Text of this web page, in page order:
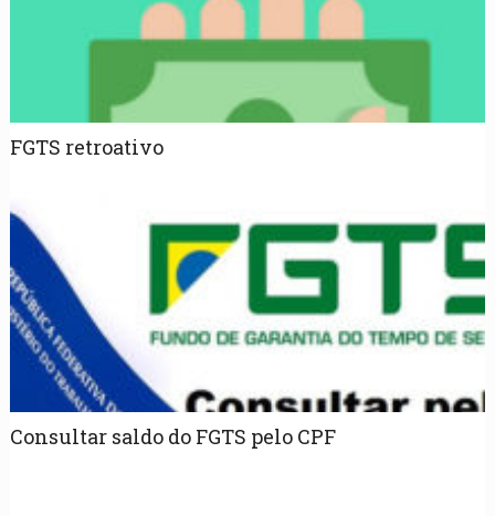
FGTS retroativo
Consultar saldo do FGTS pelo CPF